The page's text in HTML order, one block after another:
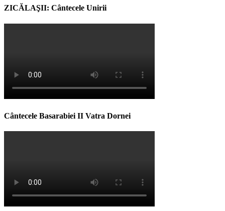
ZICĂLAŞII: Cântecele Unirii
Cântecele Basarabiei II Vatra Dornei